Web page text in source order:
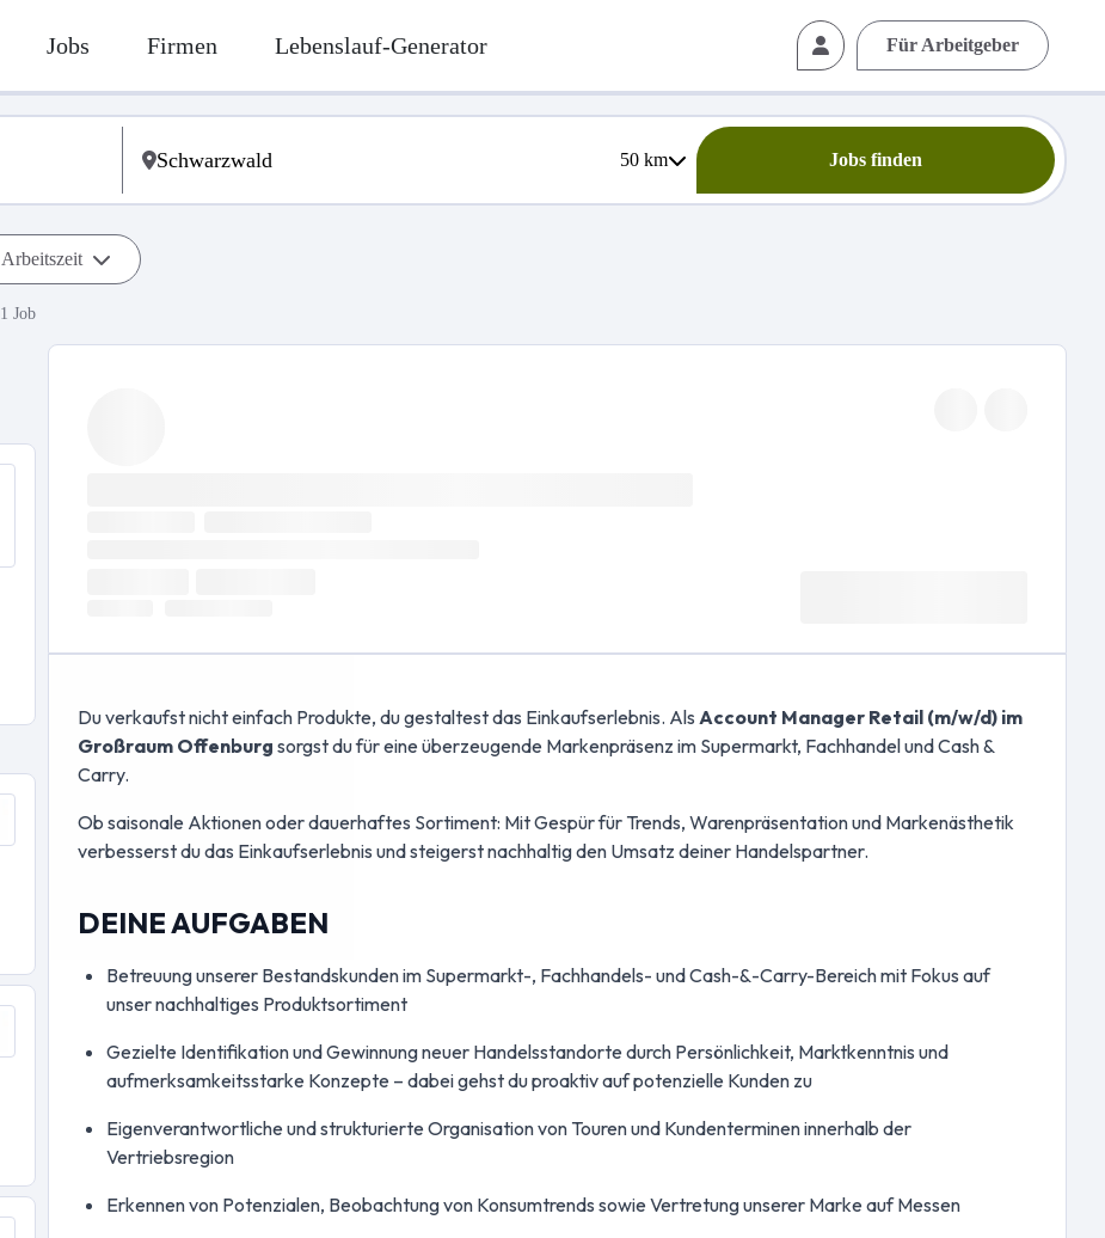
Jobs Firmen Lebenslauf-Generator Für Arbeitgeber
50km Jobs finden
Arbeitszeit
1 Job